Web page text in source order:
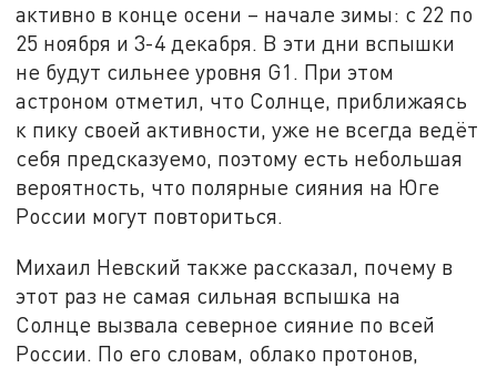
активно в конце осени – начале зимы: с 22 по
25 ноября и 3-4 декабря. В эти дни вспышки
не будут сильнее уровня G1. При этом
астроном отметил, что Солнце, приближаясь
к пику своей активности, уже не всегда ведёт
себя предсказуемо, поэтому есть небольшая
вероятность, что полярные сияния на Юге
России могут повториться.
Михаил Невский также рассказал, почему в
этот раз не самая сильная вспышка на
Солнце вызвала северное сияние по всей
России. По его словам, облако протонов,